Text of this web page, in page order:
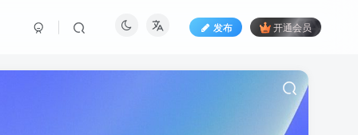
发布 开通会员